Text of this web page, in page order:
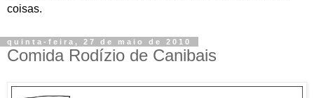
coisas.
quinta-feira, 27 de maio de 2010
Comida Rodízio de Canibais